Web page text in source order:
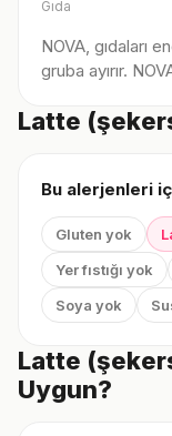
Gıda
NOVA, gıdaları
gruba ayırır.
Latte
Bu alerjenleri
Gluten yok
Yer fıstığı yok
Soya yok
Latte
Uygun?